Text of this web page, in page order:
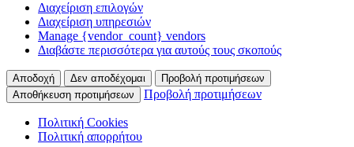
Διαχείριση επιλογών
Διαχείριση υπηρεσιών
Manage {vendor_count} vendors
Διαβάστε περισσότερα για αυτούς τους σκοπούς
Αποδοχή Δεν αποδέχομαι
Προβολή προτιμήσεων
Αποθήκευση προτιμήσεων
Προβολή προτιμήσεων
Πολιτική Cookies
Πολιτική απορρήτου